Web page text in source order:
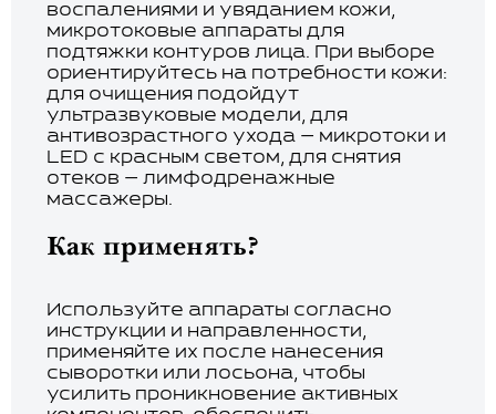
воспалениями и увяданием кожи,
микротоковые аппараты для
подтяжки контуров лица. При выборе
ориентируйтесь на потребности кожи:
для очищения подойдут
ультразвуковые модели, для
антивозрастного ухода — микротоки и
LED с красным светом, для снятия
отеков — лимфодренажные
массажеры.
Как применять?
Используйте аппараты согласно
инструкции и направленности,
применяйте их после нанесения
сыворотки или лосьона, чтобы
усилить проникновение активных